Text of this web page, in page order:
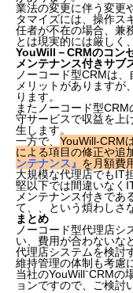
業法の変更に伴う変更
タマイズには、操作ス
任者が不在の場合、兼
とは現実的には厳しく
YouWill－CRMのコン
メンテナンス付きサブ
ノーコード型CRMは
メリットがありますが
ります。
またノーコード型
守サービスで収益を上
生します。
一方で、 YouWill-CRM
による項目の修正や追
ンテナンス』 を月額費
大規模な代理店でもIT
堅以下では間違いなく
メンテナンス付きであ
て、、という煩わしさ
まとめ
ノーコード型代理店シ
い、費用が合わないな
代理店システムを検討
維持管理の体制も考慮
当社のYouWill⁻CRMの
ョンですので、ご検討